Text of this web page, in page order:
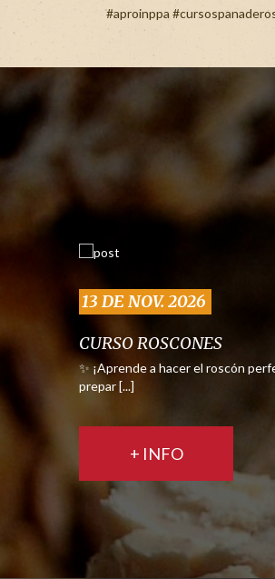
#aproinppa
13 DE NOV. 2026
CURSO ROSCONES
✨ ¡Aprende a hacer el roscón
prepar [...]
+ INFO